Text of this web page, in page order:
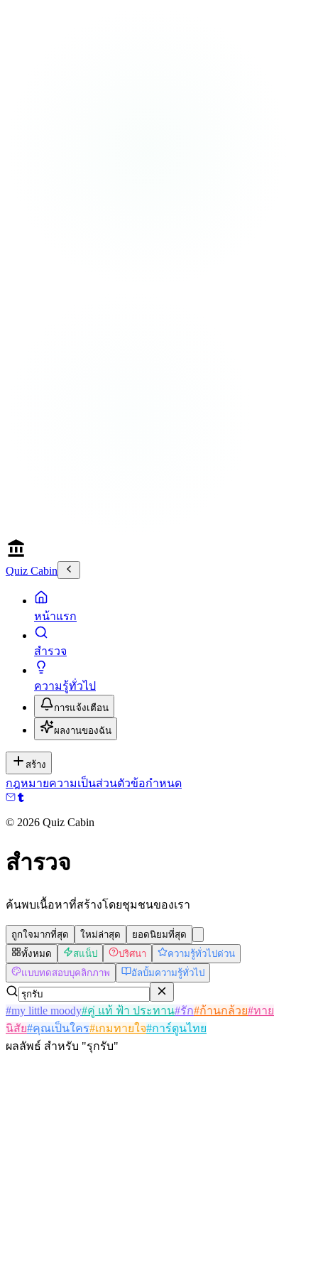
Quiz Cabin
หน้าแรก
สำรวจ
ความรู้ทั่วไป
การแจ้งเตือน
ผลงานของฉัน
สร้าง
กฎหมายความเป็นส่วนตัวข้อกำหนด
© 2026 Quiz Cabin
สำรวจ
ค้นพบเนื้อหาที่สร้างโดยชุมชนของเรา
ถูกใจมากที่สุด ใหม่ล่าสุด
ยอดนิยมที่สุด
ทั้งหมด
สแน็ป ปริศนา
ความรู้ทั่วไปด่วน
แบบทดสอบบุคลิกภาพ
อัลบั้มความรู้ทั่วไป
#my little moody#คู่ แท้ ฟ้า ประทาน#รัก#ก้านกล้วย#ทาย
นิสัย#คุณเป็นใคร#เกมทายใจ#การ์ตูนไทย
ผลลัพธ์ สำหรับ "รุกรับ"